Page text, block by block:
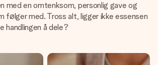
med en omtenksom, personlig gave og
følger med. Tross alt, ligger ikke essensen
handlingen å dele?